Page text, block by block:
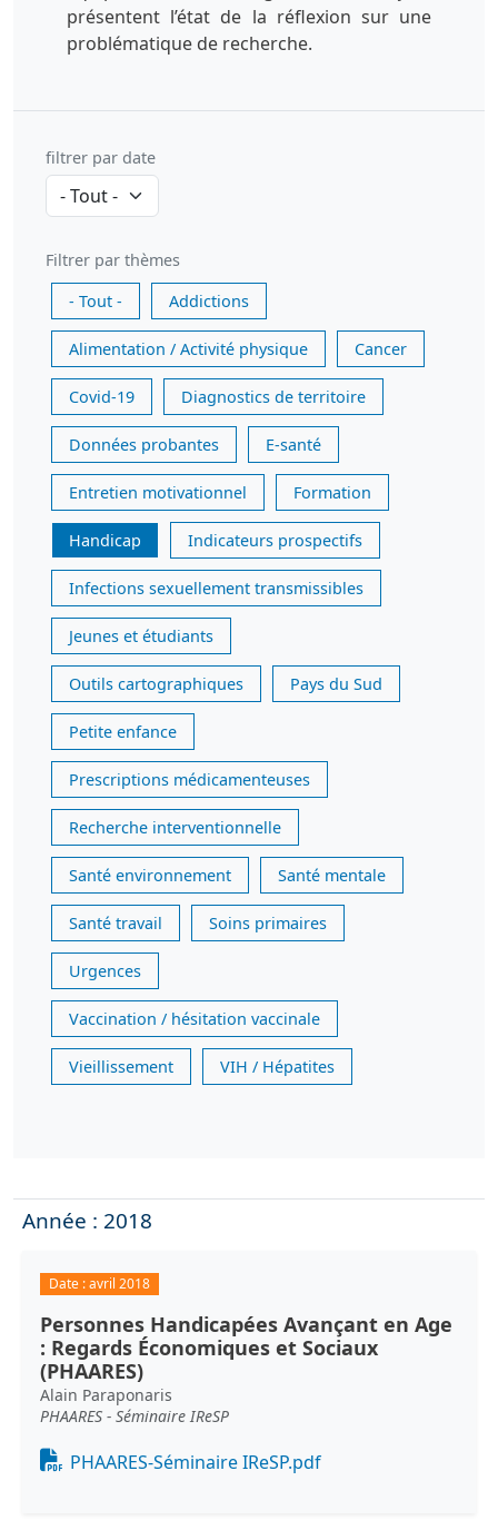
présentent l’état de la réflexion sur une
problématique de recherche.
filtrer par date
Filtrer par thèmes
- Tout -
Addictions
Alimentation / Activité physique Cancer
Covid-19 Diagnostics de territoire
Données probantes E-santé
Entretien motivationnel Formation
Handicap Indicateurs prospectifs
Infections sexuellement transmissibles
Jeunes et étudiants
Outils cartographiques Pays du Sud
Petite enfance
Prescriptions médicamenteuses
Recherche interventionnelle
Santé environnement Santé mentale
Santé travail Soins primaires
Urgences
Vaccination / hésitation vaccinale
Vieillissement VIH / Hépatites
Année : 2018
Date :avril 2018
Personnes Handicapées Avançant en Age
: Regards Économiques et Sociaux
(PHAARES)
Alain Paraponaris
PHAARES - Séminaire IReSP
Document
PHAARES-Séminaire IReSP.pdf